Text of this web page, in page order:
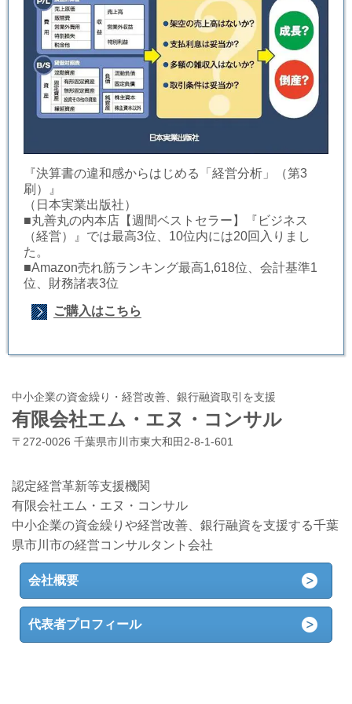
『決算書の違和感からはじめる「経営分析」（第3
刷）』
（日本実業出版社）
■丸善丸の内本店【週間ベストセラー】『ビジネス
（経営）』では最高3位、10位内には20回入りまし
た。
■Amazon売れ筋ランキング最高1,618位、会計基準1
位、財務諸表3位
ご購入はこちら
中小企業の資金繰り・経営改善、銀行融資取引を支援
有限会社エム・エヌ・コンサル
〒272-0026 千葉県市川市東大和田2-8-1-601
認定経営革新等支援機関
有限会社エム・エヌ・コンサル
中小企業の資金繰りや経営改善、銀行融資を支援する千葉
県市川市の経営コンサルタント会社
会社概要
代表者プロフィール